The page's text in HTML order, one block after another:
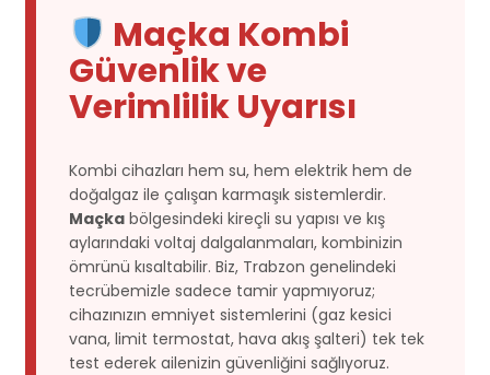
Maçka Kombi
Güvenlik ve
Verimlilik Uyarısı
Kombi cihazları hem su, hem elektrik hem de
doğalgaz ile çalışan karmaşık sistemlerdir.
Maçka bölgesindeki kireçli su yapısı ve kış
aylarındaki voltaj dalgalanmaları, kombinizin
ömrünü kısaltabilir. Biz, Trabzon genelindeki
tecrübemizle sadece tamir yapmıyoruz;
cihazınızın emniyet sistemlerini (gaz kesici
vana, limit termostat, hava akış şalteri) tek tek
test ederek ailenizin güvenliğini sağlıyoruz.